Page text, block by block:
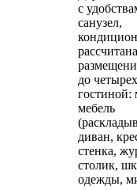
с
санузел,
до
гостиной:
мебель
диван,
стенка,
столик,
одежды,